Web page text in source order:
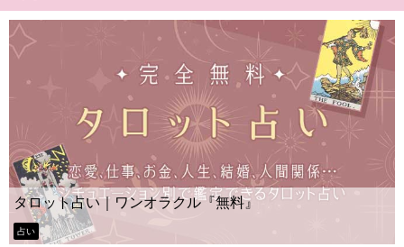
占い｜ワンオラクル『無料』
Yes No占